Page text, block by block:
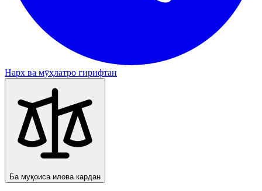
Нарх ва мӯҳлатро гирифтан
Ба муқоиса илова кардан